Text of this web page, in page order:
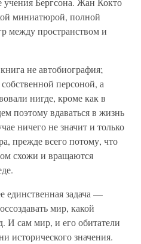
миниатюрой, полной
между пространством и
не автобиография;
персоной, а
нигде, кроме как в
поэтому вдаваться в жизнь
ничего не значит и только
прежде всего потому, что
схожи и вращаются
задача —
мир, какой
И сам мир, и его обитатели
исторического значения.